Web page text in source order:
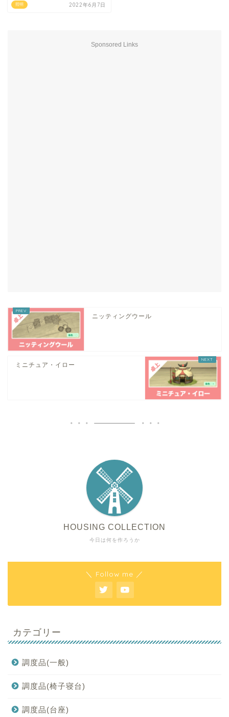
照明 2022年6月7日
Sponsored Links
ニッティングウール
ミニチュア・イロー
今日は何を作ろうか
HOUSING COLLECTION
＼ Follow me ／
カテゴリー
調度品(一般)
調度品(椅子寝台)
調度品(台座)